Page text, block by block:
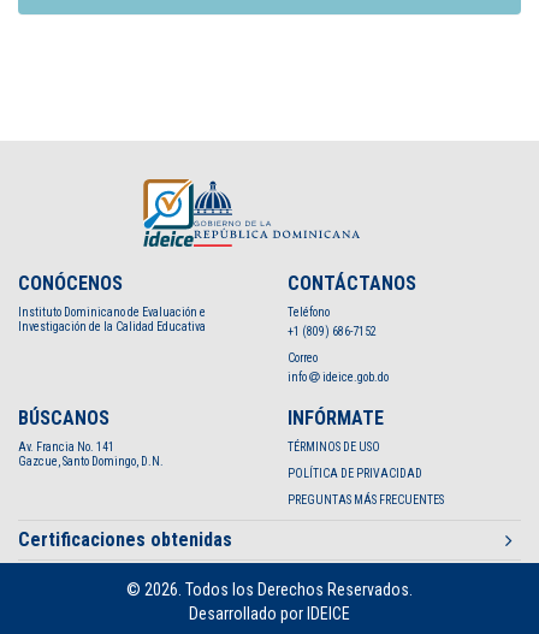
CONÓCENOS
Instituto Dominicano de Evaluación e
Investigación de la Calidad Educativa
CONTÁCTANOS
Teléfono
+1 (809) 686-7152
Correo
info
ideice.gob.do
BÚSCANOS
Av. Francia No. 141
Gazcue, Santo Domingo, D.N.
INFÓRMATE
TÉRMINOS DE USO
POLÍTICA DE PRIVACIDAD
PREGUNTAS MÁS FRECUENTES
Certificaciones obtenidas
© 2026. Todos los Derechos Reservados.
Desarrollado por IDEICE